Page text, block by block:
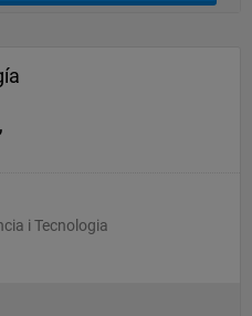
i Tecnologia